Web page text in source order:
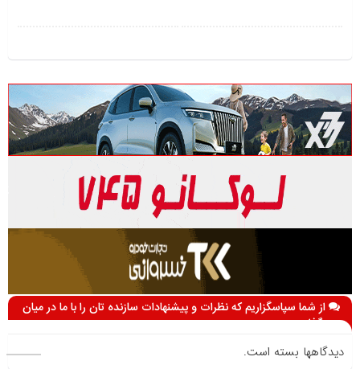
از شما سپاسگزاریم که نظرات و پیشنهادات سازنده تان را با ما در میان
می گذارید
دیدگاهها بسته است.